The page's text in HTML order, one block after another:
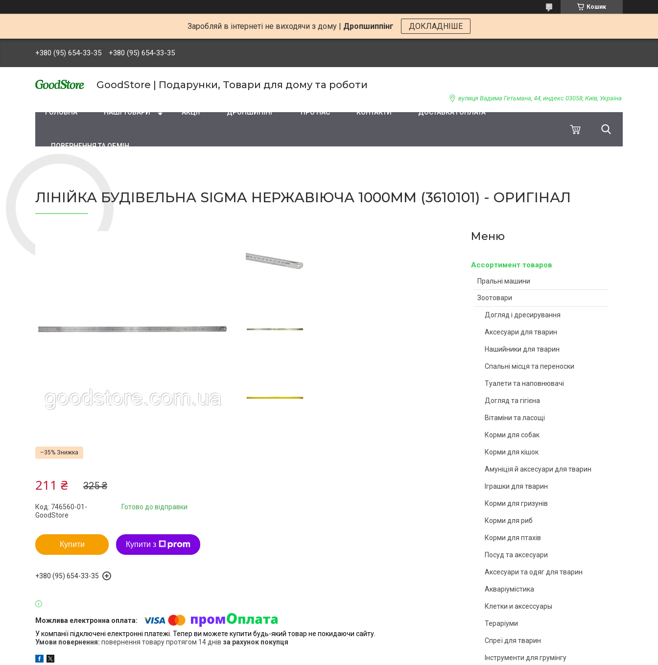
Кошик
Заробляй в інтернеті не виходячи з дому | Дропшиппінг ДОКЛАДНІШЕ
+380 (95) 654-33-35 +380 (95) 654-33-35
GoodStore | Подарунки, Товари для дому та роботи
вулиця Вадима Гетьмана, 44, индекс 03058, Київ, Україна
ГОЛОВНА НАШІ ТОВАРИ АКЦІЇ ДРОПШИПІНГ ПРО НАС КОНТАКТИ ДОСТАВКА І ОПЛАТА
ПОВЕРНЕННЯ ТА ОБМІН
ЛІНІЙКА БУДІВЕЛЬНА SIGMA НЕРЖАВІЮЧА 1000ММ (3610101) - ОРИГІНАЛ
Ассортимент товаров
Пральні машини
Зоотовари
Догляд і дресирування
Аксесуари для тварин
Нашийники для тварин
Спальні місця та переноски
Туалети та наповнювачі
Догляд та гігієна
Вітаміни та ласощі
Корми для собак
Корми для кішок
Амуніція й аксесуари для тварин
Іграшки для тварин
Корми для гризунів
Корми для риб
Корми для птахів
Посуд та аксесуари
Аксесуари та одяг для тварин
Акваріумістика
Клетки и аксессуары
Тераріуми
Спреї для тварин
Інструменти для грумінгу
–35%
325 ₴
211 ₴
Готово до відправки
Код: 746560-01-
GoodStore
Купити Купити з
+380 (95) 654-33-35
У компанії підключені електронні платежі. Тепер ви можете купити будь-який товар не покидаючи сайту.
повернення товару протягом 14 днів за рахунок покупця